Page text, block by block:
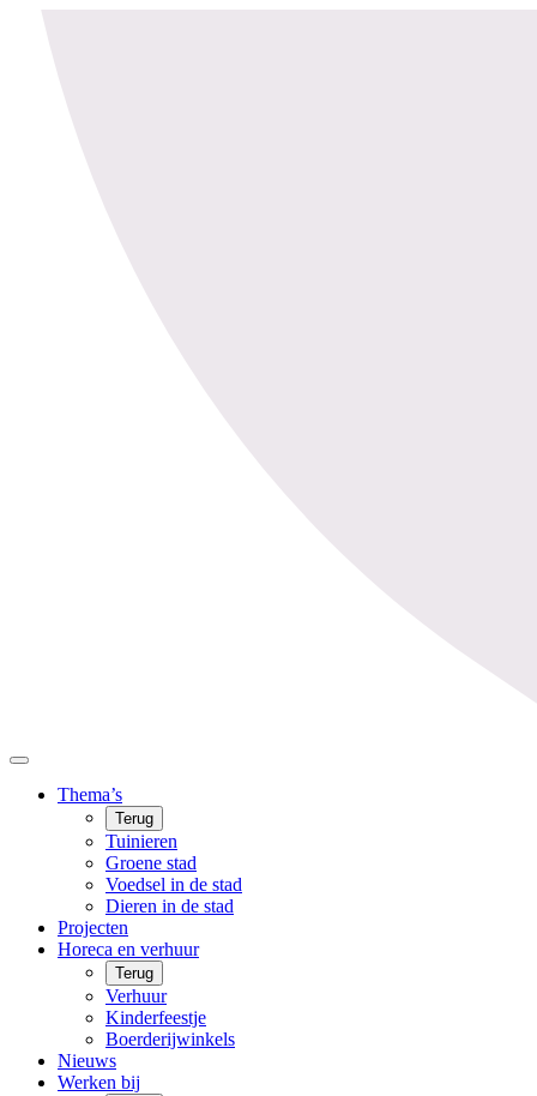
Thema’s
Terug
Tuinieren
Groene stad
Voedsel in de stad
Dieren in de stad
Projecten
Horeca en verhuur
Terug
Verhuur
Kinderfeestje
Boerderijwinkels
Nieuws
Werken bij